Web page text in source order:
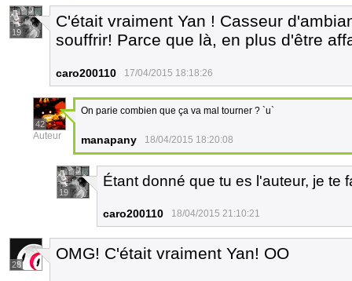
19
C'était vraiment Yan ! Casseur
souffrir! Parce que là, en plus d'être
caro200110 17/04/2015 18:18:26
42
Auteur
On parie combien que ça va mal tourner ? `u`
manapany 18/04/2015 18:20:08
19
Étant donné que tu es l'auteur, je te
caro200110 18/04/2015 21:10:21
28
OMG! C'était vraiment Yan! OO